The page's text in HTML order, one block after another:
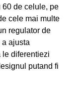
60 de celule, pe
cele mai multe
regulator de
ajusta
le diferentiezi
putand fi